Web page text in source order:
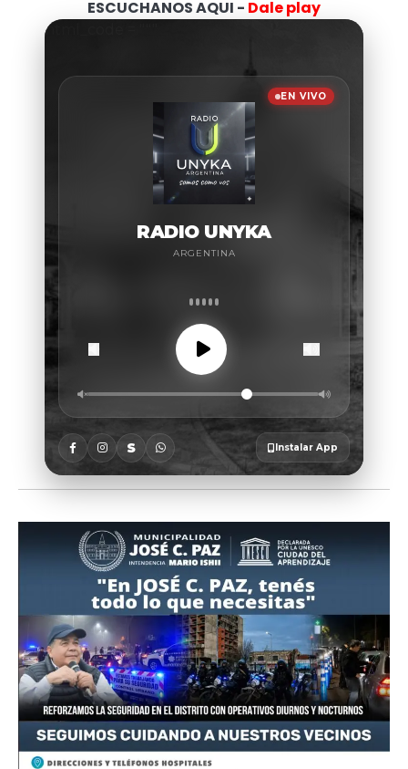
ESCUCHANOS AQUI - Dale play